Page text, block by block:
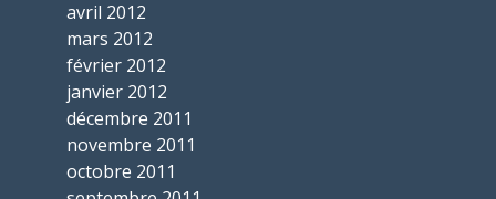
avril 2012
mars 2012
février 2012
janvier 2012
décembre 2011
novembre 2011
octobre 2011